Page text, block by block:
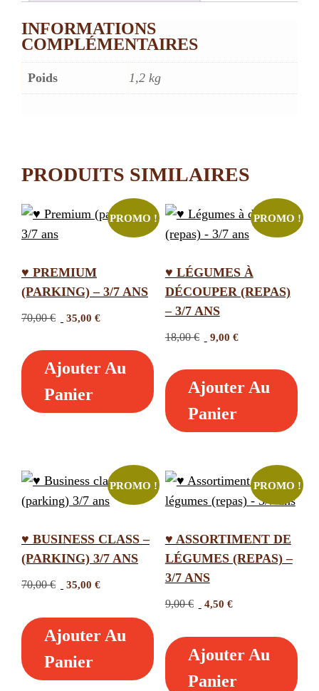
INFORMATIONS
COMPLÉMENTAIRES
Poids 1,2 kg
PRODUITS SIMILAIRES
PROMO !
♥ PREMIUM
(PARKING) – 3/7 ANS
70,00€
Le
initial
était :
35,00 €
actuel
est :
Ajouter Au
Panier
PROMO !
♥ LÉGUMES À
DÉCOUPER (REPAS)
– 3/7 ANS
18,00€
Le
initial
était :
9,00 €
actuel
est :
Ajouter Au
Panier
PROMO !
♥ BUSINESS CLASS –
(PARKING) 3/7 ANS
70,00€
Le
initial
était :
35,00 €
actuel
est :
Ajouter Au
Panier
PROMO !
♥ ASSORTIMENT DE
LÉGUMES (REPAS) –
3/7 ANS
9,00€
Le
initial
était :
4,50 €
actuel
est :
Ajouter Au
Panier